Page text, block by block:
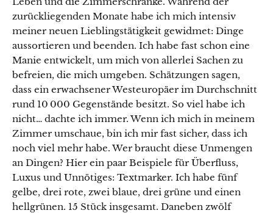
zurückliegenden Monate habe ich mich intensiv
meiner neuen Lieblingstätigkeit gewidmet: Dinge
aussortieren und beenden. Ich habe fast schon eine
Manie entwickelt, um mich von allerlei Sachen zu
befreien, die mich umgeben. Schätzungen sagen,
dass ein erwachsener Westeuropäer im Durchschnitt
rund 10 000 Gegenstände besitzt. So viel habe ich
nicht… dachte ich immer. Wenn ich mich in meinem
Zimmer umschaue, bin ich mir fast sicher, dass ich
noch viel mehr habe. Wer braucht diese Unmengen
an Dingen? Hier ein paar Beispiele für Überfluss,
Luxus und Unnötiges: Textmarker. Ich habe fünf
gelbe, drei rote, zwei blaue, drei grüne und einen
hellgrünen. 15 Stück insgesamt. Daneben zwölf